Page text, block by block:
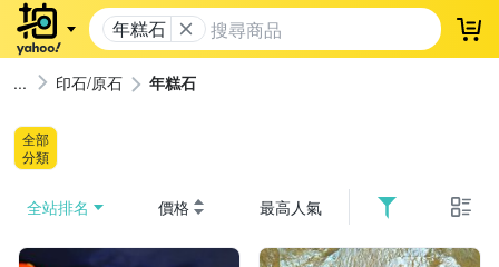
年糕石 登
印石/原石 年糕石
全部
分類
全站排名 價格 最高人氣